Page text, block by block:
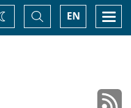
EN
Basculer
la
recherche
Changez
de